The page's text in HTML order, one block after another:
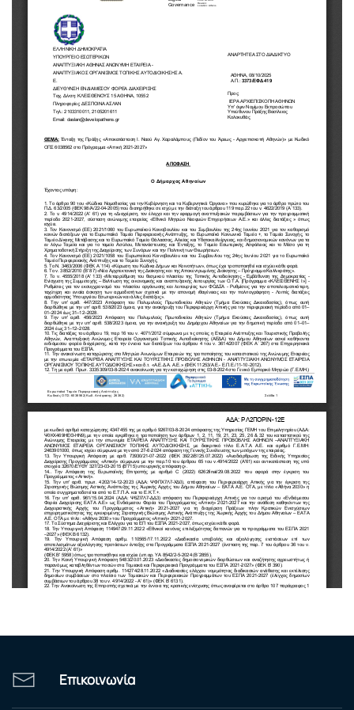
Επικοινωνία